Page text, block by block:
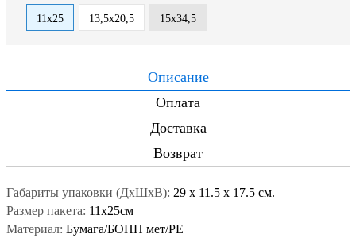
11х25 13,5х20,5 15х34,5
Описание
Оплата
Доставка
Возврат
Габариты упаковки (ДxШxВ): 29 x 11.5 x 17.5 см.
Размер пакета: 11х25см
Материал: Бумага/БОПП мет/РЕ